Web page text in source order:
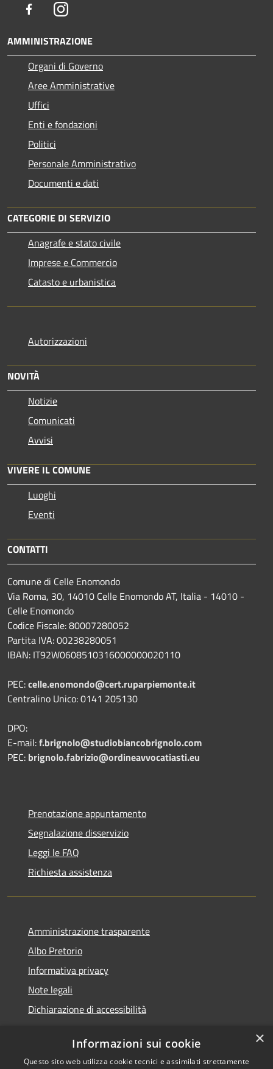
FacebookInstagram
AMMINISTRAZIONE
Organi di Governo
Aree Amministrative
Uffici
Enti e fondazioni
Politici
Personale Amministrativo
Documenti e dati
CATEGORIE DI SERVIZIO
Anagrafe e stato civile
Imprese e Commercio
Catasto e urbanistica
Autorizzazioni
NOVITÀ
Notizie
Comunicati
Avvisi
VIVERE IL COMUNE
Luoghi
Eventi
CONTATTI
Comune di Celle Enomondo
Via Roma, 30, 14010 Celle Enomondo AT, Italia - 14010 -
Celle Enomondo
Codice Fiscale: 80007280052
Partita IVA: 00238280051
IBAN: IT92W0608510316000000020110
PEC:celle.enomondo@cert.ruparpiemonte.it
Centralino Unico: 0141 205130
DPO:
E-mail:f.brignolo@studiobiancobrignolo.com
PEC: brignolo.fabrizio@ordineavvocatiasti.eu
Prenotazione appuntamento
Segnalazione disservizio
Leggi le FAQ
Richiesta assistenza
Amministrazione trasparente
Albo Pretorio
Informativa privacy
Note legali
Dichiarazione di accessibilità
×
Informazioni sui cookie
Questo sito web utilizza cookie tecnici e assimilati strettamente